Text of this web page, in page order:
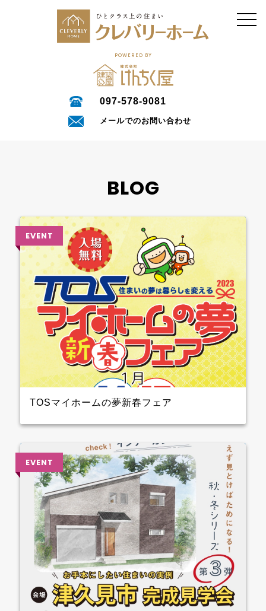
POWERED BY
097-578-9081
メールでのお問い合わせ
BLOG
TOSマイホームの夢新春フェア
ホーム も参加しますよ 3階大ホール№8のブースでプ
レゼントを準備して待ってます～ ぜひ、お越しくださ
い♪♪